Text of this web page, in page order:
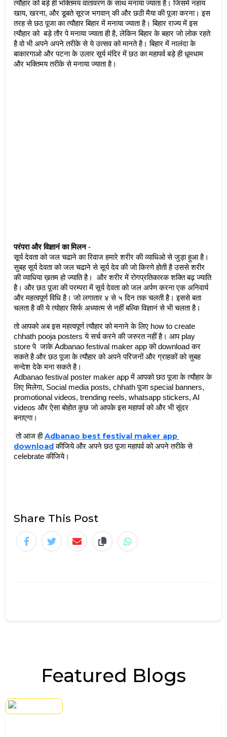
त्यौहार को बड़े ही भक्तिमय वातावरण के साथ मनाया ज्याता है। जिसमे नहाय
खाय, खरना, और डूबते सूरज भगवान् की और छठी मैया की पूजा करना। इस
तरह से छठ पूजा का त्यौहार बिहार में मनाया ज्याता है। बिहार राज्य में इस
त्यौहार को  बड़े तौर पे मनाया ज्याता ही है, लेकिन बिहार के बहार जो लोक रहते
है वो भी अपने अपने तरीके से ये उत्सव को मानते है। बिहार में नालंदा के
बाकारगाओ और पटना के उलार सूर्य मंदिर में छठ का महापर्व बड़े ही धूमधाम
और भक्तिमय तरीके से मनाया ज्याता है।
परंपरा और विज्ञानं का मिलन -
सूर्य देवता को जल चढाने का रिवाज हमारे शरीर की व्याधिओ से जुड़ा हुआ है।
सुबह सूर्य देवता को जल चढाने से सूर्य देव की जो किरणे होती है उससे शरीर
की व्याधिया ख़तम हो ज्याति है।  और शरीर में रोगप्रतिकारक शक्ति बढ़ ज्याति
है। और छठ पूजा की परम्परा में सूर्य देवता को जल अर्पण करना एक अनिवार्य
और महत्वपूर्ण विधि है। जो लगातार ४ से ५ दिन तक चलती है। इससे बता
चलता है की ये त्योहार सिर्फ अध्यात्म से नहीं बल्कि विज्ञानं से भी चलता है।
तो आपको अब इस महत्वपूर्ण त्यौहार को मनाने के लिए how to create
chhath pooja posters ये सर्च करने की जरुरत नहीं है। आप play
store पे  जाके Adbanao festival maker app को download कर
सकते है और छठ पूजा के त्यौहार को अपने परिजनों और ग्राहकों को सुबह
सन्देश देके मना सकते है।
Adbanao festival poster maker app में आपको छठ पूजा के त्यौहार के
लिए मिलेगा, Social media posts, chhath पूजा special banners,
promotional videos, trending reels, whatsapp stickers, AI
videos और ऐसा बोहोत कुछ जो आपके इस महापर्व को और भी सूंदर
बनाएगा।
तो आज ही Adbanao best festival maker app
download कीजिये और अपने छठ पूजा महापर्व को अपने तरीके से
celebrate कीजिये।
Share This Post
Featured Blogs